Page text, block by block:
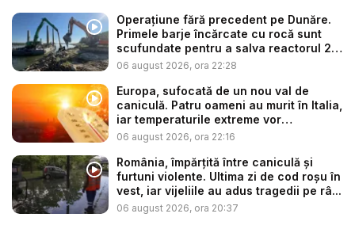
Operațiune fără precedent pe Dunăre.
Primele barje încărcate cu rocă sunt
scufundate pentru a salva reactorul 2
...
06 august 2026, ora 22:28
Europa, sufocată de un nou val de
caniculă. Patru oameni au murit în Italia,
iar temperaturile extreme vor
continua...
06 august 2026, ora 22:16
România, împărțită între caniculă și
furtuni violente. Ultima zi de cod roșu în
vest, iar vijeliile au adus tragedii pe râ...
06 august 2026, ora 20:37